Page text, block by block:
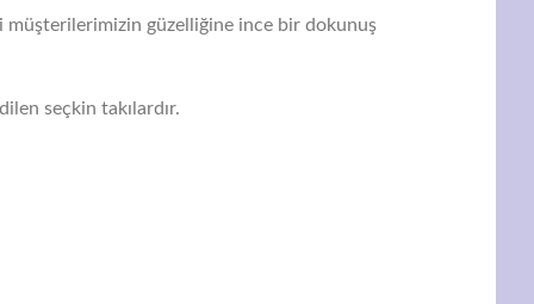
müşterilerimizin güzelliğine ince bir dokunuş
seçkin takılardır.